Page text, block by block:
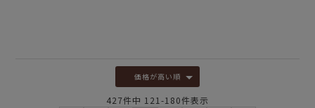
価格が高い順
427件中 121 -180件表示